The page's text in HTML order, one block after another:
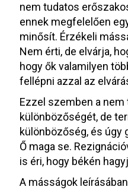
nem tudatos
ennek megfelelően
minősít. Érzékeli
Nem érti, de elvárja,
hogy ők valamilyen
fellépni azzal az
Ezzel szemben a
különbözőségét, de
különbözőség, és úgy
Ő maga se.
is éri, hogy békén
A másságok